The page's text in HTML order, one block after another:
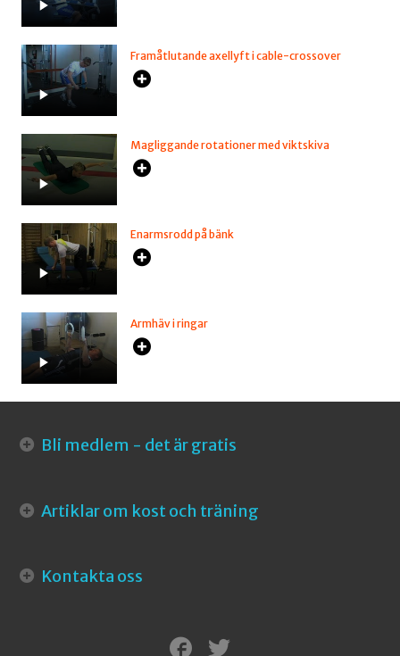
Framåtlutande axellyft i cable-crossover
Magliggande rotationer med viktskiva
Enarmsrodd på bänk
Armhäv i ringar
Bli medlem - det är gratis
Artiklar om kost och träning
Kontakta oss